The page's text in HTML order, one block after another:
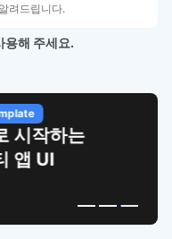
려드립니다.
용해 주세요.